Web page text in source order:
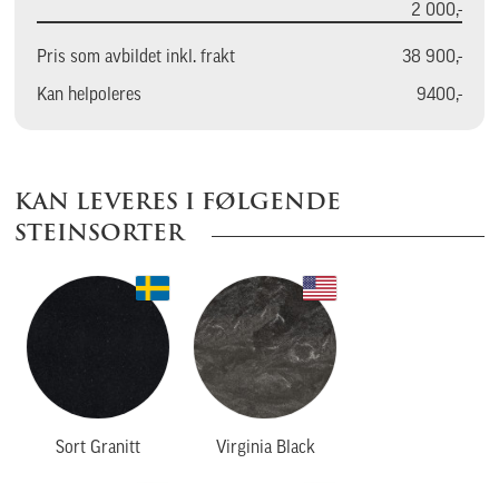
2 000,-
Pris som avbildet inkl. frakt 38 900,-
Kan helpoleres 9400,-
KAN LEVERES I FØLGENDE
STEINSORTER
Sort Granitt Virginia Black